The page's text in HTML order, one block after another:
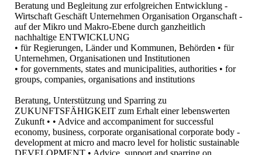
Beratung und Begleitung zur erfolgreichen Entwicklung -
Wirtschaft Geschäft Unternehmen Organisation Organschaft -
auf der Mikro und Makro-Ebene durch ganzheitlich
nachhaltige ENTWICKLUNG
• für Regierungen, Länder und Kommunen, Behörden • für
Unternehmen, Organisationen und Institutionen
• for governments, states and municipalities, authorities • for
groups, companies, organisations and institutions
Beratung, Unterstützung und Sparring zu
ZUKUNFTSFÄHIGKEIT zum Erhalt einer lebenswerten
Zukunft • • Advice and accompaniment for successful
economy, business, corporate organisational corporate body -
development at micro and macro level for holistic sustainable